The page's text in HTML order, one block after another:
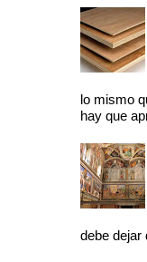
lo mismo
hay que
debe dejar